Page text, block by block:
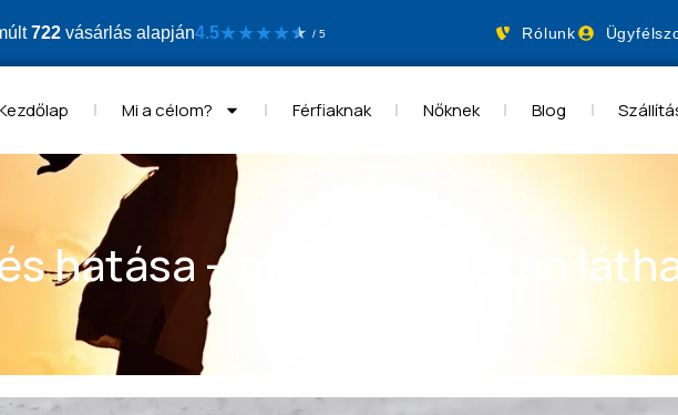
722 vásárlás alapján4.5★★★★★
★ / 5 Rólunk
Mi a célom? Férfiaknak Nőknek Blog
hatása – mennyi idő után